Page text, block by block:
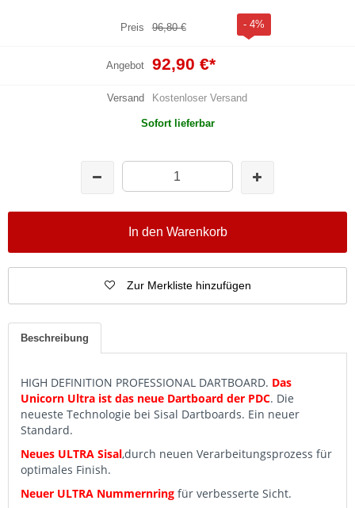
Preis 96,80 € - 4%
Angebot 92,90 €*
Versand Kostenloser Versand
Sofort lieferbar
In den Warenkorb
Zur Merkliste hinzufügen
Beschreibung
HIGH DEFINITION PROFESSIONAL DARTBOARD. Das
Unicorn Ultra ist das neue Dartboard der PDC. Die
neueste Technologie bei Sisal Dartboards. Ein neuer
Standard.
Neues ULTRA Sisal,durch neuen Verarbeitungsprozess für
optimales Finish.
Neuer ULTRA Nummernring für verbesserte Sicht.